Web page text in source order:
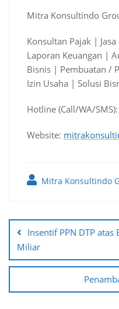
Mitra Konsultindo
Konsultan Pajak |
Laporan Keuangan |
Bisnis | Pembuatan /
Izin Usaha | Solusi
Hotline (Call/WA/SMS):
Website:
Mitra Konsultindo
navigation
Insentif PPN DTP
Miliar